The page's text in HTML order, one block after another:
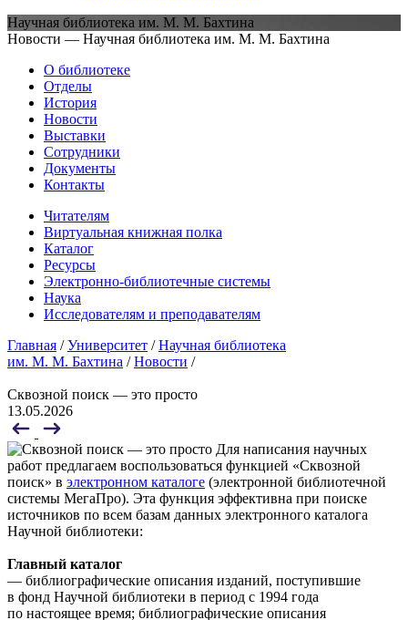
Научная библиотека им. М. М. Бахтина
Новости — Научная библиотека им. М. М. Бахтина
О библиотеке
Отделы
История
Новости
Выставки
Сотрудники
Документы
Контакты
Читателям
Виртуальная книжная полка
Каталог
Ресурсы
Электронно-библиотечные системы
Наука
Исследователям и преподавателям
Главная /Университет /Научная библиотека
им. М. М. Бахтина /Новости /
Сквозной поиск — это просто
13.05.2026
Для написания научных
работ предлагаем воспользоваться функцией «Сквозной
поиск» в электронном каталоге (электронной библиотечной
системы МегаПро). Эта функция эффективна при поиске
источников по всем базам данных электронного каталога
Научной библиотеки:
Главный каталог
— библиографические описания изданий, поступившие
в фонд Научной библиотеки в период с 1994 года
по настоящее время; библиографические описания